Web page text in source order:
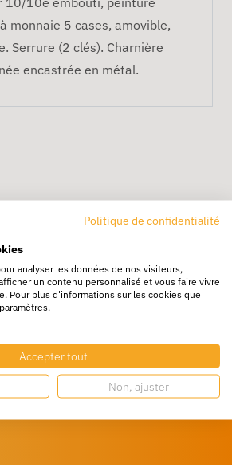
monnaie 5 cases, amovible,
Serrure (2 clés). Charnière
encastrée en métal.
en europe
bas toute l’année
?
Politique de confidentialité
analyser les données de nos visiteurs,
un contenu personnalisé et vous faire vivre
Pour plus d'informations sur les cookies que
Accepter tout
Non, ajuster